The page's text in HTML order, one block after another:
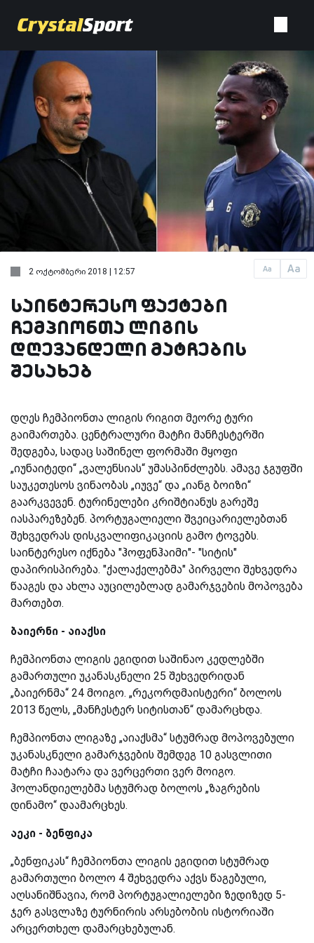
Aa Aa
2 ოქტომბერი 2018 | 12:57
საინტერესო ფაქტები
ჩემპიონთა ლიგის
დღევანდელი მატჩების
შესახებ
დღეს ჩემპიონთა ლიგის რიგით მეორე ტური
გაიმართება. ცენტრალური მატჩი მანჩესტერში
შედგება, სადაც საშინელ ფორმაში მყოფი
„იუნაიტედი“ „ვალენსიას“ უმასპინძლებს. ამავე ჯგუფში
საუკეთესოს ვინაობას „იუვე“ და „იანგ ბოიზი“
გაარკვევენ. ტურინელები კრიშტიანუს გარეშე
იასპარეზებენ. პორტუგალიელი შვეიცარიელებთან
შეხვედრას დისკვალიფიკაციის გამო ტოვებს.
საინტერესო იქნება "ჰოფენჰაიმი"- "სიტის"
დაპირისპირება. "ქალაქელებმა" პირველი შეხვედრა
წააგეს და ახლა აუცილებლად გამარჯვების მოპოვება
მართებთ.
ბაიერნი - აიაქსი
ჩემპიონთა ლიგის ეგიდით საშინაო კედლებში
გამართული უკანასკნელი 25 შეხვედრიდან
„ბაიერნმა“ 24 მოიგო. „რეკორდმაისტერი“ ბოლოს
2013 წელს, „მანჩესტერ სიტისთან“ დამარცხდა.
ჩემპიონთა ლიგაზე „აიაქსმა“ სტუმრად მოპოვებული
უკანასკნელი გამარჯვების შემდეგ 10 გასვლითი
მატჩი ჩაატარა და ვერცერთი ვერ მოიგო.
ჰოლანდიელებმა სტუმრად ბოლოს „ზაგრების
დინამო“ დაამარცხეს.
აეკი - ბენფიკა
„ბენფიკას“ ჩემპიონთა ლიგის ეგიდით სტუმრად
გამართული ბოლო 4 შეხვედრა აქვს წაგებული,
აღსანიშნავია, რომ პორტუგალიელები ზედიზედ 5-
ჯერ გასვლაზე ტურნირის არსებობის ისტორიაში
არცერთხელ დამარცხებულან.